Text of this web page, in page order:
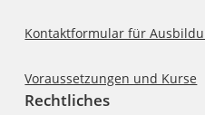
Kontaktformular für
Voraussetzungen und Kurse
Rechtliches